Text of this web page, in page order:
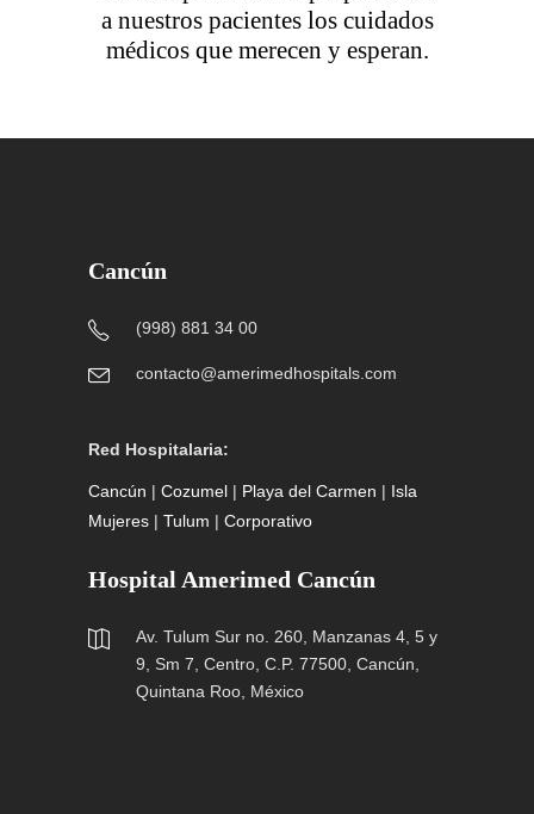
a nuestros pacientes los cuidados
médicos que merecen y esperan.
Cancún
(998) 881 34 00
contacto@amerimedhospitals.com
Red Hospitalaria:
Cancún | Cozumel | Playa del Carmen | Isla
Mujeres | Tulum | Corporativo
Hospital Amerimed Cancún
Av. Tulum Sur no. 260, Manzanas 4, 5 y
9, Sm 7, Centro, C.P. 77500, Cancún,
Quintana Roo, México